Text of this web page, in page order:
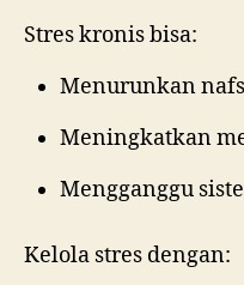
Stres kronis bisa:
Menurunkan
Meningkatkan
Mengganggu
Kelola stres dengan: